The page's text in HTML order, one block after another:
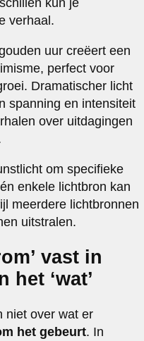
verhaal.
uur creëert een
perfect voor
Dramatischer licht
spanning en intensiteit
over uitdagingen
om specifieke
enkele lichtbron kan
meerdere lichtbronnen
uitstralen.
vast in
het ‘wat’
niet over wat er
het gebeurt. In